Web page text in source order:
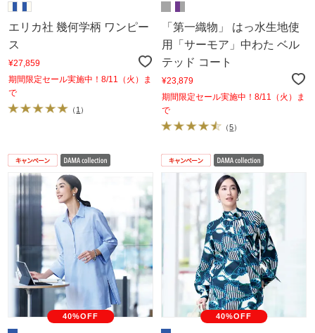
エリカ社 幾何学柄 ワンピー
ス
¥27,859
期間限定セール実施中！8/11（火）ま
で
（ 1 ）
「第一織物」 はっ水生地使
用「サーモア」中わた ベル
テッド コート
¥23,879
期間限定セール実施中！8/11（火）ま
で
（5）
40%OFF 40%OFF